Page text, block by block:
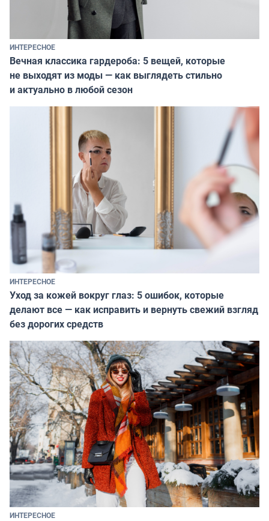
ИНТЕРЕСНОЕ
Вечная классика гардероба: 5 вещей, которые
не выходят из моды — как выглядеть стильно
и актуально в любой сезон
ИНТЕРЕСНОЕ
Уход за кожей вокруг глаз: 5 ошибок, которые
делают все — как исправить и вернуть свежий взгляд
без дорогих средств
ИНТЕРЕСНОЕ